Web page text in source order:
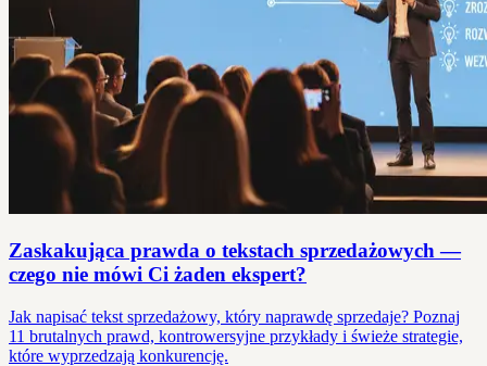
Zaskakująca prawda o tekstach sprzedażowych —
czego nie mówi Ci żaden ekspert?
Jak napisać tekst sprzedażowy, który naprawdę sprzedaje? Poznaj
11 brutalnych prawd, kontrowersyjne przykłady i świeże strategie,
które wyprzedzają konkurencję.